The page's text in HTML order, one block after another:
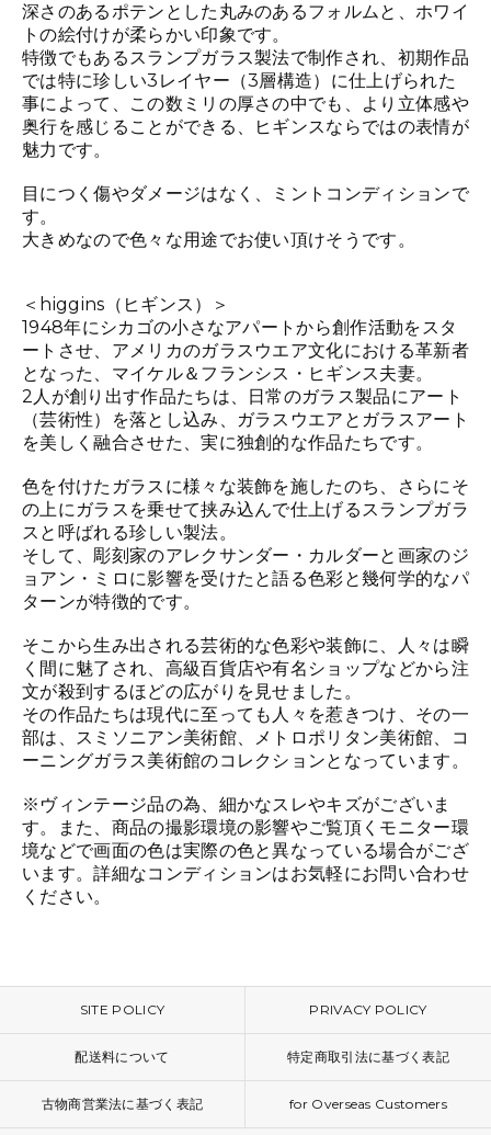
深さのあるポテンとした丸みのあるフォルムと、ホワイ
トの絵付けが柔らかい印象です。
特徴でもあるスランプガラス製法で制作され、初期作品
では特に珍しい3レイヤー（3層構造）に仕上げられた
事によって、この数ミリの厚さの中でも、より立体感や
奥行を感じることができる、ヒギンスならではの表情が
魅力です。
目につく傷やダメージはなく、ミントコンディションで
す。
大きめなので色々な用途でお使い頂けそうです。
＜higgins（ヒギンス）＞
1948年にシカゴの小さなアパートから創作活動をスタ
ートさせ、アメリカのガラスウエア文化における革新者
となった、マイケル＆フランシス・ヒギンス夫妻。
2人が創り出す作品たちは、日常のガラス製品にアート
（芸術性）を落とし込み、ガラスウエアとガラスアート
を美しく融合させた、実に独創的な作品たちです。
色を付けたガラスに様々な装飾を施したのち、さらにそ
の上にガラスを乗せて挟み込んで仕上げるスランプガラ
スと呼ばれる珍しい製法。
そして、彫刻家のアレクサンダー・カルダーと画家のジ
ョアン・ミロに影響を受けたと語る色彩と幾何学的なパ
ターンが特徴的です。
そこから生み出される芸術的な色彩や装飾に、人々は瞬
く間に魅了され、高級百貨店や有名ショップなどから注
文が殺到するほどの広がりを見せました。
その作品たちは現代に至っても人々を惹きつけ、その一
部は、スミソニアン美術館、メトロポリタン美術館、コ
ーニングガラス美術館のコレクションとなっています。
※ヴィンテージ品の為、細かなスレやキズがございま
す。また、商品の撮影環境の影響やご覧頂くモニター環
境などで画面の色は実際の色と異なっている場合がござ
います。詳細なコンディションはお気軽にお問い合わせ
ください。
SITE POLICY PRIVACY POLICY
配送料について 特定商取引法に基づく表記
古物商営業法に基づく表記 for Overseas Customers